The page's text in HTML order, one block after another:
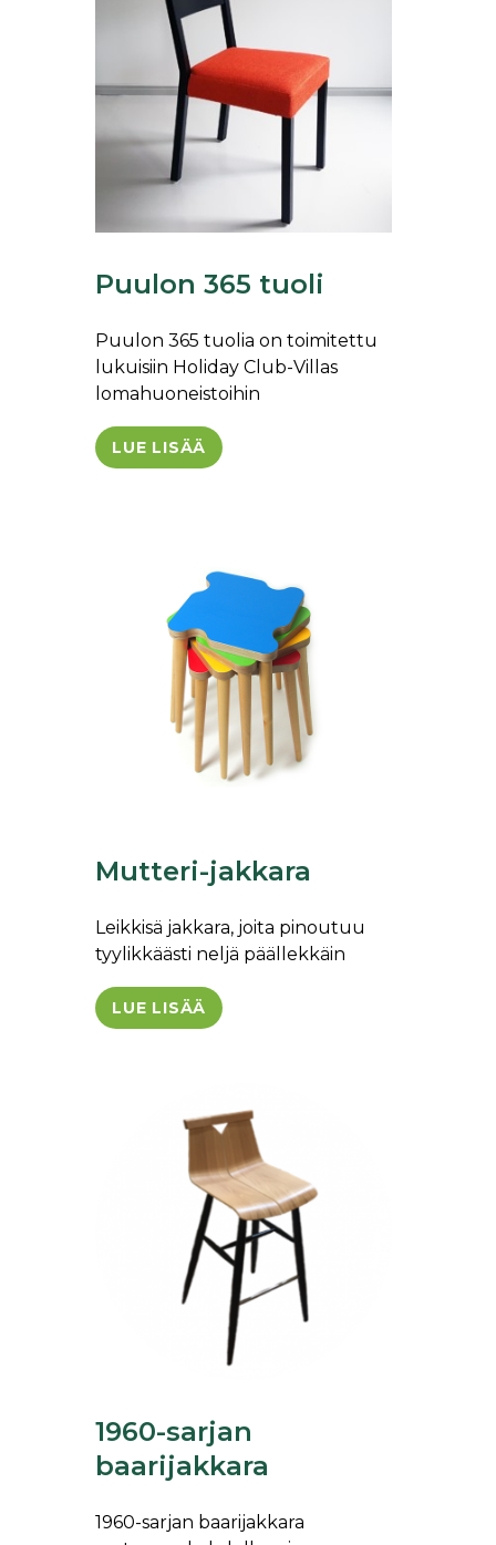
Puulon 365 tuoli
Puulon 365 tuolia on toimitettu
lukuisiin Holiday Club-Villas
lomahuoneistoihin
LUE LISÄÄ
Mutteri-jakkara
Leikkisä jakkara, joita pinoutuu
tyylikkäästi neljä päällekkäin
LUE LISÄÄ
1960-sarjan
baarijakkara
1960-sarjan baarijakkara